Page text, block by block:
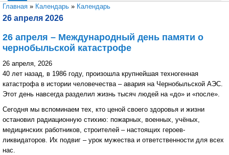
Вы здесь
Главная » Календарь » Календарь
26 апреля 2026
26 апреля – Международный день памяти о
чернобыльской катастрофе
26 апреля, 2026
40 лет назад, в 1986 году, произошла крупнейшая техногенная
катастрофа в истории человечества – авария на Чернобыльской АЭС.
Этот день навсегда разделил жизнь тысяч людей на «до» и «после».
Сегодня мы вспоминаем тех, кто ценой своего здоровья и жизни
остановил радиационную стихию: пожарных, военных, учёных,
медицинских работников, строителей – настоящих героев-
ликвидаторов. Их подвиг – урок мужества и ответственности для всех
нас.